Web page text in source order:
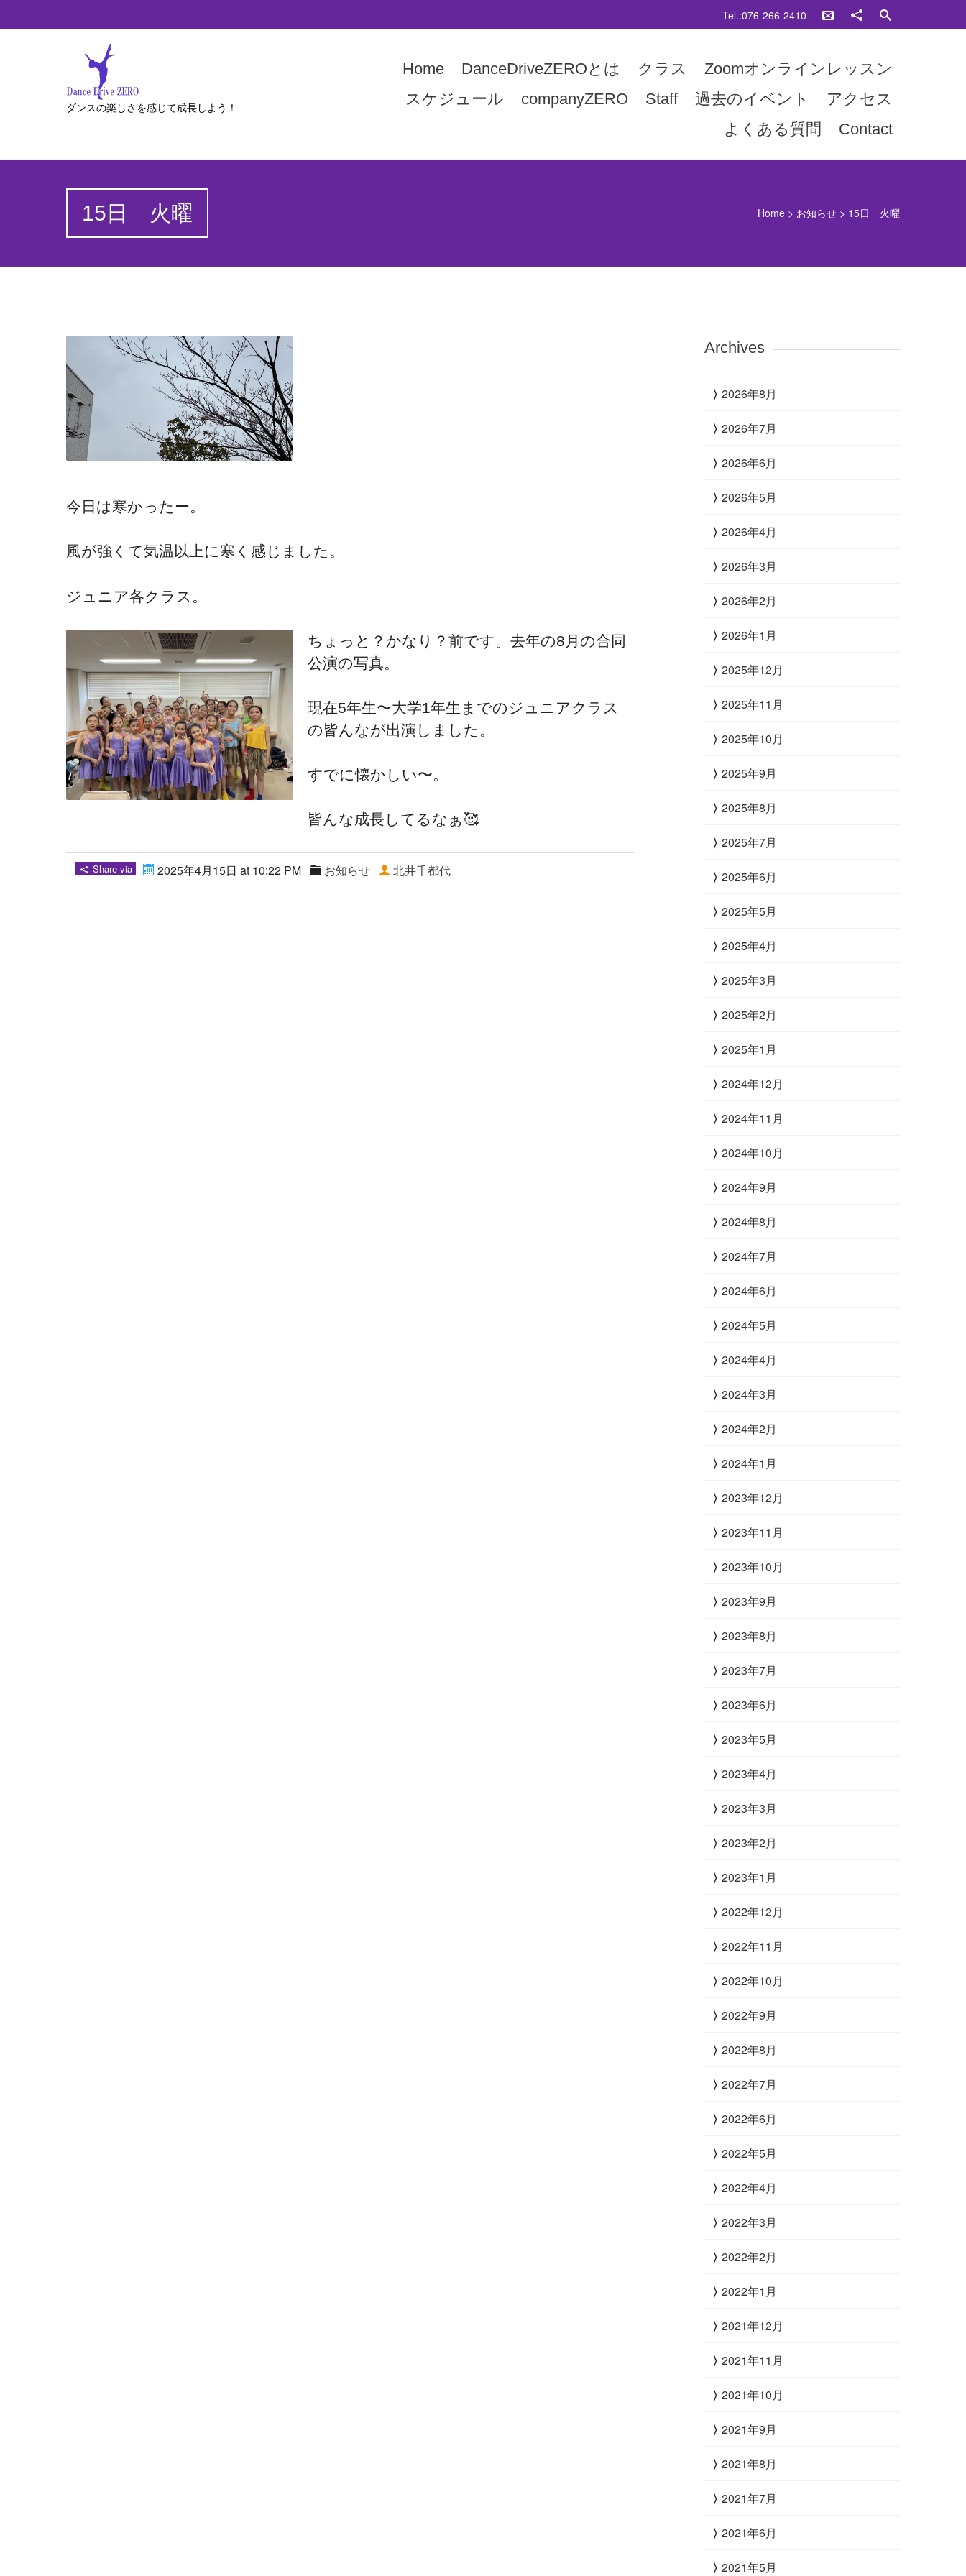
Tel.:076-266-2410
ダンスの楽しさを感じて成長しよう！
Home DanceDriveZEROとは クラス
Zoomオンラインレッスン
スケジュール
companyZERO Staff 過去のイベント
アクセス
よくある質問
Contact
15日 火曜 Home > お知らせ > 15日 火曜
今日は寒かったー。
風が強くて気温以上に寒く感じました。
ジュニア各クラス。
ちょっと？かなり？前です。去年の8月の合同
公演の写真。
現在5年生〜大学1年生までのジュニアクラス
の皆んなが出演しました。
すでに懐かしい〜。
皆んな成長してるなぁ🥰
Share via 2025年4月15日 at 10:22 PM お知らせ 北井千都代
Archives
2026年8月
2026年7月
2026年6月
2026年5月
2026年4月
2026年3月
2026年2月
2026年1月
2025年12月
2025年11月
2025年10月
2025年9月
2025年8月
2025年7月
2025年6月
2025年5月
2025年4月
2025年3月
2025年2月
2025年1月
2024年12月
2024年11月
2024年10月
2024年9月
2024年8月
2024年7月
2024年6月
2024年5月
2024年4月
2024年3月
2024年2月
2024年1月
2023年12月
2023年11月
2023年10月
2023年9月
2023年8月
2023年7月
2023年6月
2023年5月
2023年4月
2023年3月
2023年2月
2023年1月
2022年12月
2022年11月
2022年10月
2022年9月
2022年8月
2022年7月
2022年6月
2022年5月
2022年4月
2022年3月
2022年2月
2022年1月
2021年12月
2021年11月
2021年10月
2021年9月
2021年8月
2021年7月
2021年6月
2021年5月